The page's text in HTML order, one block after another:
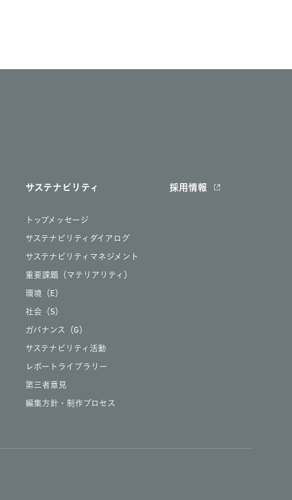
サステナビリティ
トップメッセージ
サステナビリティダイアログ
サステナビリティマネジメント
重要課題（マテリアリティ）
環境（E）
社会（S）
ガバナンス（G）
サステナビリティ活動
レポートライブラリー
第三者意見
編集方針・制作プロセス
採用情報